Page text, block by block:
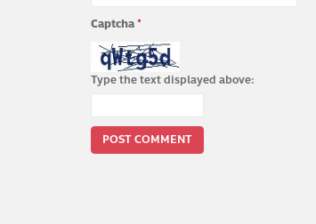
Captcha*
Type the text displayed above: